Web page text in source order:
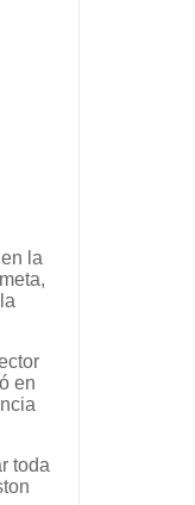
la
en
toda